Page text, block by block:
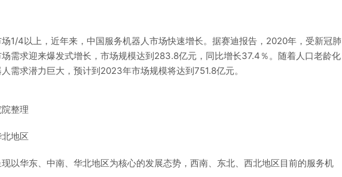
1/4以上，近年来，中国服务机器人市场快速增长。据赛迪报告，2020年，受新冠肺
需求迎来爆发式增长，市场规模达到283.8亿元，同比增长37.4％。随着人口老龄化
需求潜力巨大，预计到2023年市场规模将达到751.8亿元。
整理
地区
以华东、中南、华北地区为核心的发展态势，西南、东北、西北地区目前的服务机